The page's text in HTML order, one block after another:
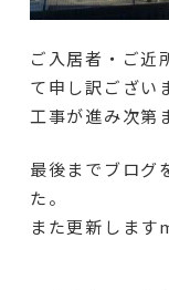
ご入居者・ご近
て申し訳ござい
工事が進み次第
最後までブログ
た。
また更新しま